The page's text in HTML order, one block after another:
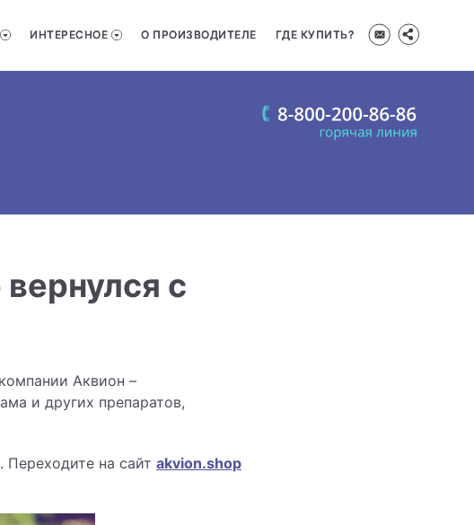
ИНТЕРЕСНОЕ О ПРОИЗВОДИТЕЛЕ ГДЕ КУПИТЬ?
с
Аквион –
и других препаратов,
на сайт akvion.shop